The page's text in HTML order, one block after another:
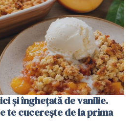
și înghețată de vanilie.
te cucerește de la prima